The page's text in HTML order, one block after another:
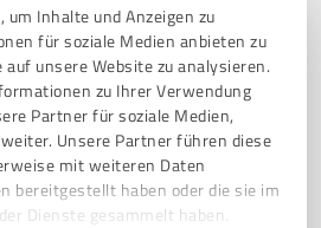
um Inhalte und Anzeigen zu
für soziale Medien anbieten zu
unsere Website zu analysieren.
zu Ihrer Verwendung
Partner für soziale Medien,
Unsere Partner führen diese
mit weiteren Daten
bereitgestellt haben oder die sie im
Dienste gesammelt haben.
Grana
4,70 / 5,00
(1 Quelle)